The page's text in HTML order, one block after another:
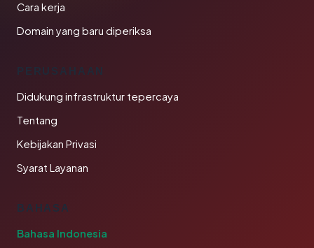
Cara kerja
Domain yang baru diperiksa
PERUSAHAAN
Didukung infrastruktur tepercaya
Tentang
Kebijakan Privasi
Syarat Layanan
BAHASA
Bahasa Indonesia